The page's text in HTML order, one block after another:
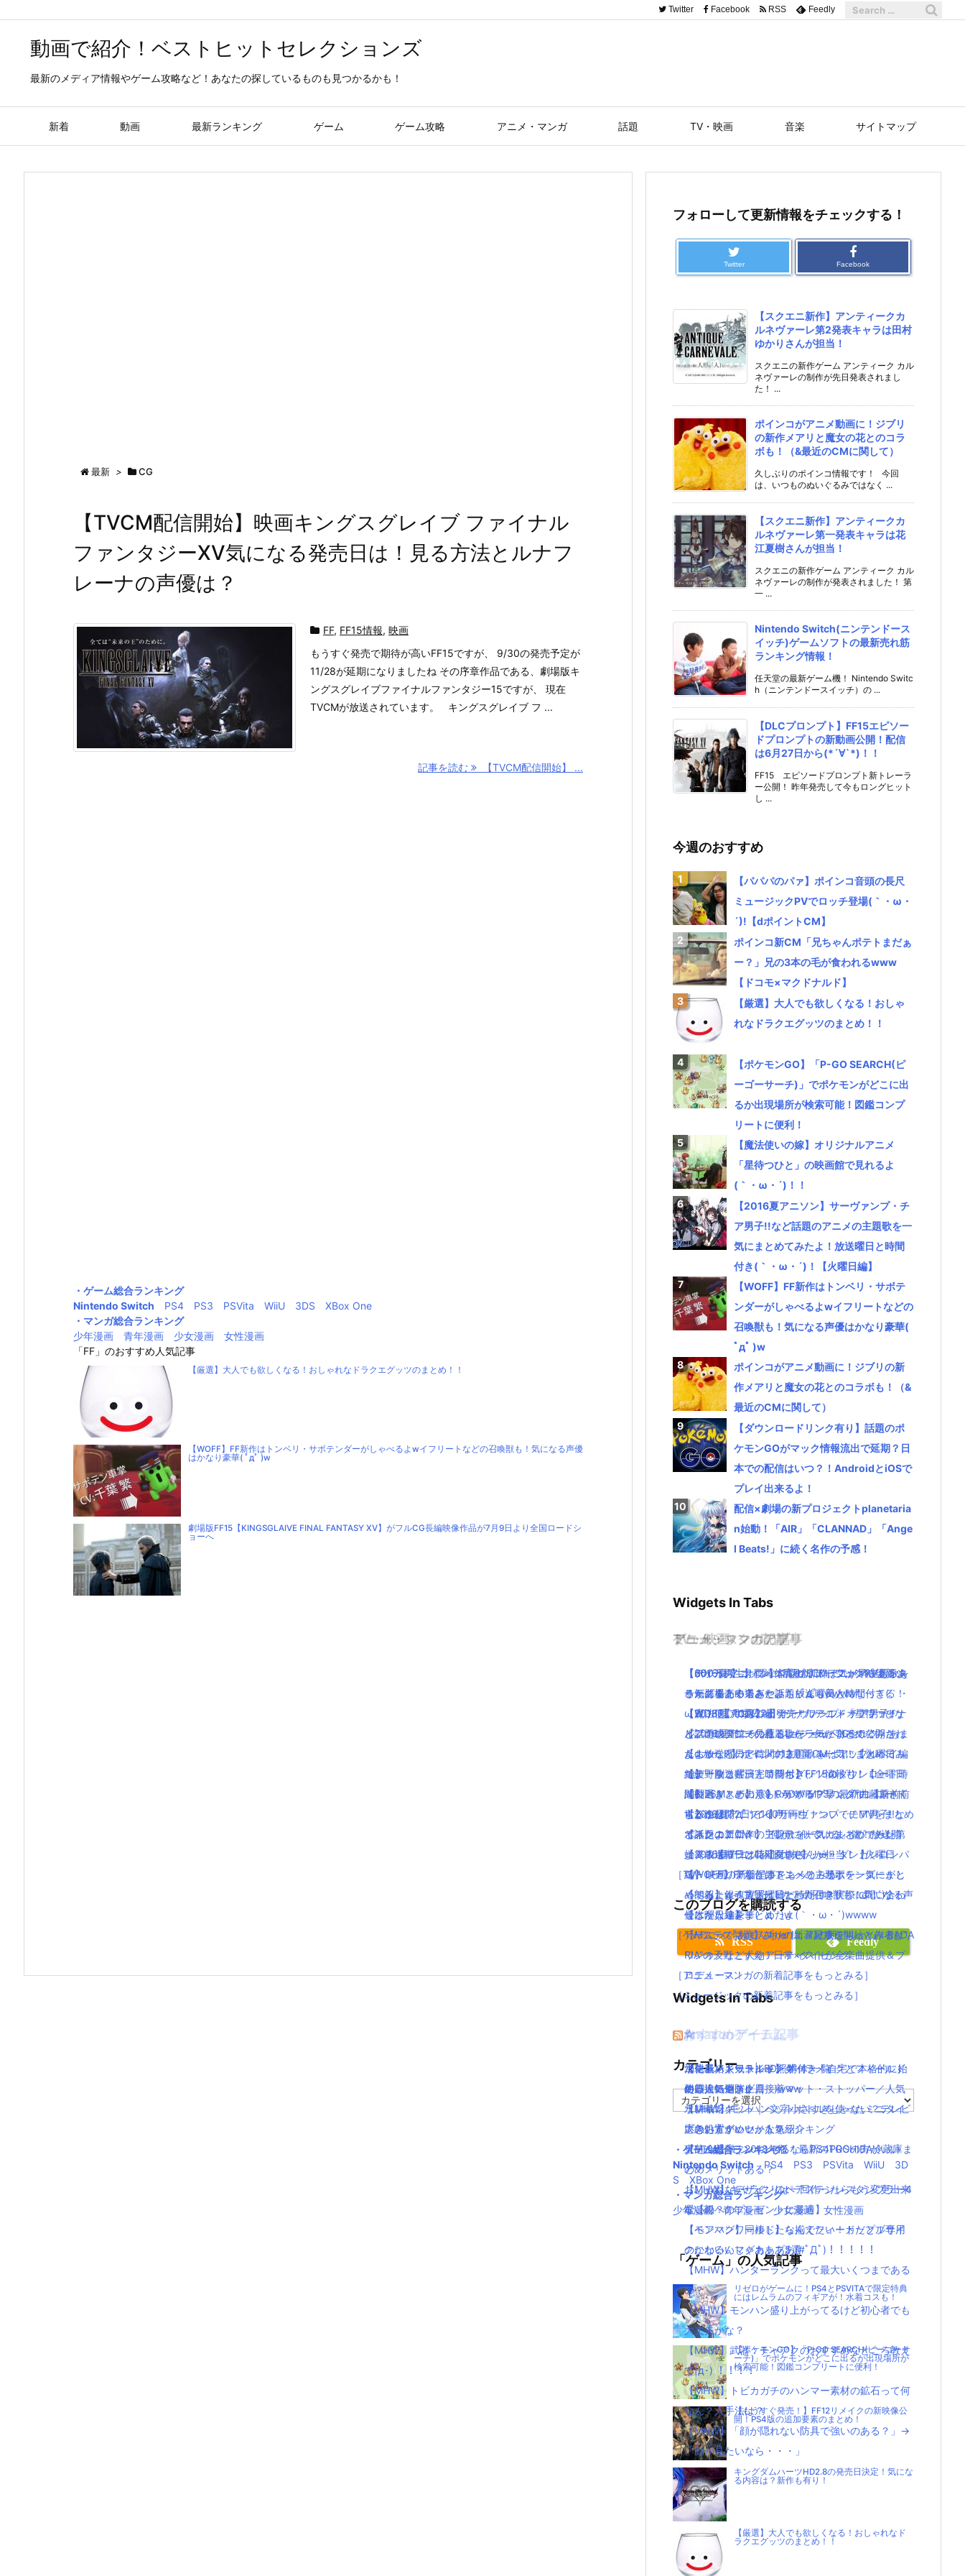
動画で紹介！ベストヒットセレクションズ
最新のメディア情報やゲーム攻略など！あなたの探しているものも見つかるかも！
新着 動画 最新ランキング ゲーム ゲーム攻略 アニメ・マンガ 話題 TV・映画 音楽 サイトマップ
Twitter Facebook RSS Feedly
最新 > CG
【TVCM配信開始】映画キングスグレイブ ファイナル
ファンタジーXV気になる発売日は！見る方法とルナフ
レーナの声優は？
FF, FF15情報, 映画
もうすぐ発売で期待が高いFF15ですが、 9/30の発売予定が
11/28が延期になりましたね その序章作品である、劇場版キ
ングスグレイブファイナルファンタジー15ですが、 現在
TVCMが放送されています。 キングスグレイブ フ ...
記事を読む 【TVCM配信開始】 ...
・ゲーム総合ランキング
Nintendo Switch
PS4 PS3 PSVita WiiU 3DS
XBox One
・マンガ総合ランキング
少年漫画
青年漫画 少女漫画
女性漫画
「FF」のおすすめ人気記事
【厳選】大人でも欲しくなる！おしゃれなドラクエグッツのまとめ！！
【WOFF】FF新作はトンベリ・サボテンダーがしゃべるよwイフリートなどの召喚獣も！気になる声優
はかなり豪華( ﾟдﾟ )w
劇場版FF15【KINGSGLAIVE FINAL FANTASY XV】がフルCG長編映像作品が7月9日より全国ロードシ
ョーへ
フォローして更新情報をチェックする！
Twitter Facebook
【スクエニ新作】アンティークカ
ルネヴァーレ第2発表キャラは田村
ゆかりさんが担当！
スクエニの新作ゲーム アンティーク カル
ネヴァーレの制作が先日発表されまし
た！ ...
ポインコがアニメ動画に！ジブリ
の新作メアリと魔女の花とのコラ
ボも！（&最近のCMに関して）
久しぶりのポインコ情報です！ 今回
は、いつものぬいぐるみではなく ...
【スクエニ新作】アンティークカ
ルネヴァーレ第一発表キャラは花
江夏樹さんが担当！
スクエニの新作ゲーム アンティーク カル
ネヴァーレの制作が発表されました！ 第
一 ...
Nintendo Switch(ニンテンドース
イッチ)ゲームソフトの最新売れ筋
ランキング情報！
任天堂の最新ゲーム機！ Nintendo Switc
h（ニンテンドースイッチ）の ...
【DLCプロンプト】FF15エピソー
ドプロンプトの新動画公開！配信
は6月27日から(*´∀`*)！！
FF15 エピソードプロンプト新トレーラ
ー公開！ 昨年発売して今もロングヒット
し ...
今週のおすすめ
【パパパのパァ】ポインコ音頭の長尺
ミュージックPVでロッチ登場(｀・ω・
´)!【dポイントCM】
ポインコ新CM「兄ちゃんポテトまだぁ
ー？」兄の3本の毛が食われるwww
【ドコモ×マクドナルド】
【厳選】大人でも欲しくなる！おしゃ
れなドラクエグッツのまとめ！！
【ポケモンGO】「P-GO SEARCH(ピ
ーゴーサーチ)」でポケモンがどこに出
るか出現場所が検索可能！図鑑コンプ
リートに便利！
【魔法使いの嫁】オリジナルアニメ
「星待つひと」の映画館で見れるよ
(｀・ω・´)！！
【2016夏アニソン】サーヴァンプ・チ
ア男子!!など話題のアニメの主題歌を一
気にまとめてみたよ！放送曜日と時間
付き(｀・ω・´)！【火曜日編】
【WOFF】FF新作はトンベリ・サボテ
ンダーがしゃべるよwイフリートなどの
召喚獣も！気になる声優はかなり豪華(
ﾟдﾟ )w
ポインコがアニメ動画に！ジブリの新
作メアリと魔女の花とのコラボも！（&
最近のCMに関して）
【ダウンロードリンク有り】話題のポ
ケモンGOがマック情報流出で延期？日
本での配信はいつ？！AndroidとiOSで
プレイ出来るよ！
配信×劇場の新プロジェクトplanetaria
n始動！「AIR」「CLANNAD」「Ange
l Beats!」に続く名作の予感！
Widgets In Tabs
TV・映画
【dカード】ポインコ11月新CMは気が早いサンタ
さん登場！中条あやみちゃんも美人になってる！
【魔法使いの嫁】オリジナルアニメ「星待つひ
と」の映画館で見れるよ(｀・ω・´)！！
【dカード】ポインコ12月新CMはアップルペイ編
で綾野剛と共演！コラボグッツ情報も！
【動画まとめ】月9ドラマ”ラブソング”の藤原さく
らが逸材( ﾟдﾟ )イイ声！！
ポインコ新CM！「何かに似ている」篇！放送開
始！！【ローソン×ドコモ】
［TV・映画の新着記事をもっとみる］
ゲーム・スマホアプリ
「テイルズ オブ ベルセリア」ファン待望新シ
リーズ発売！！
【WOFF】10月27日発売！ワールドオブファイナ
ルファンタジーの新トレーラーがTGSで公開され
たよ！
【データコピー完了待ち】FF15のダウンロード時
間長過ぎ！どのくらいかかる？早くダウンロード
するには？
【スクエニ新作】アンティークカルネヴァーレ第
一発表キャラは花江夏樹さんが担当！
【WOFF】FF新作はトンベリ・サボテンダーがし
ゃべるよwイフリートなどの召喚獣も！気になる声
優はかなり豪華( ﾟдﾟ )w
［ゲーム・スマホアプリの新着記事をもっとみる］
アニメ・マンガの記事
【2016夏アニソン】話題の新作アニメの主題歌を
一気にまとめてみたよ！放送曜日と時間付き(｀・
ω・´)！【月曜日編】
【2016夏アニソン】ジョジョ・べルセルク・あま
んちゅなどのアニメの主題歌を一気にまとめてみ
たよ！放送曜日と時間付き(｀・ω・´)！【金曜日
編】
【2016夏アニソン】サーヴァンプ・チア男子!!な
ど話題のアニメの主題歌を一気にまとめてみた
よ！放送曜日と時間付き(｀・ω・´)！【火曜日
編】
【朗報】銀魂実写は嘘だった！？実際に問い合わ
せした人達をまとめたよ(｀・ω・´)wwww
TVアニメ「あまんちゅ！」7月放送開始！作者は”A
RIA”の天野こずえ！日常×ダイビング
［アニメ・マンガの新着記事をもっとみる］
ミュージックの記事
【600万再生】岡崎体育のミュージックPVあるあ
るがあるある過ぎと話題( ﾟдﾟ )wwww
【2016夏アニソン】サーヴァンプ・チア男子!!な
ど話題のアニメの主題歌を一気にまとめてみた
よ！放送曜日と時間付き(｀・ω・´)！【火曜日
編】
【8/26Mステ出演】RADWIMPSの最新曲【前前前
世】が公開2日で100万再生！ついでにMVをまとめ
てみたよ！
【2016夏アニソン】バッテリー・ダンガンロンパ
３・レガリアなどのアニメの主題歌を一気にまと
めてみたよ！放送曜日と時間付き(｀・ω・´)！
【木曜日編】
【Mステで話題】Aimer(エメ)の新アルバム！RAD,
ワンオクなど大物アーティストが全楽曲提供＆プ
ロデュース！
［ミュージックの新着記事をもっとみる］
このブログを購読する
RSS Feedly
Widgets In Tabs
おすすめゲーム記事
【モンハンワールド】キャラメイクとフィールド
の顔違い過ぎ(;´Д｀)www
【MHW】モンハン文字小さすぎじゃない？テレビ
大きい方がいいかな？
【MHW】モンハンやるならPS4PROの方がいい
の？メリットある？
【MHW】キャラクリは一回作ったらもう変更出来
ないの？
【モンハンワールド】なんでフィードだとブサイ
クになるんじゃああああ(#ﾟДﾟ)！！！！！
【MHW】ハンターランクって最大いくつまである
の？
【MHW】モンハン盛り上がってるけど初心者でも
大丈夫かな？
【MHW】武器：チャアクのおすすめなところ教え
て|д･) ！！！！
【MHW】トビカガチのハンマー素材の鉱石って何
なん？入手法は？
【MHW】「顔が隠れない防具で強いのある？」→
「顔が見たいなら・・・」
Amazonアイテム
水耕栽培キット|LED照明付き！自宅で本格的に始
める人気セット
水耕栽培キット｜ペットボトルを使ったミニタイ
プのおすすめセットを紹介
東芝冷蔵庫｜2018年版！最新のTOSHIBA冷蔵庫ま
とめ
おしゃれなデザインのペアステンレスタンブラー4
選【親へのプレゼントに最適】
【ペアマグ】同棲したら揃えたい！カップル専用
のかわいいマグカップ5選
☆
ニンテンドースイッチ 本体 一覧
使い捨てマスク
☆
消化器／人気ランキング
耐震・転倒防止用接着マット・ストッパー／人気
ランキング
応急処置グッツ／人気ランキング
☆
カテゴリー
テ
・ゲーム総合ランキング
Nintendo Switch
PS4 PS3 PSVita WiiU
3D
S
XBox One
・マンガ総合ランキング
少年漫画
青年漫画 少女漫画 女性漫画
「ゲーム」の人気記事
リゼロがゲームに！PS4とPSVITAで限定特典
にはレムラムのフィギアが！水着コスも！
【ポケモンGO】「P-GO SEARCH(ピーゴーサ
ーチ)」でポケモンがどこに出るか出現場所が
検索可能！図鑑コンプリートに便利！
【もうすぐ発売！】FF12リメイクの新映像公
開！PS4版の追加要素のまとめ！
キングダムハーツHD2.8の発売日決定！気にな
る内容は？新作も有り！
【厳選】大人でも欲しくなる！おしゃれなド
ラクエグッツのまとめ！！